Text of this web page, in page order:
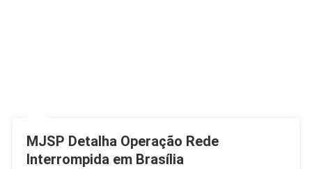
MJSP Detalha Operação Rede
Interrompida em Brasília